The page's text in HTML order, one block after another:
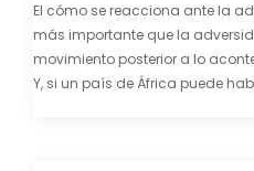
El cómo se reacciona ante la
más importante que la
movimiento posterior a lo
Y, si un país de África puede